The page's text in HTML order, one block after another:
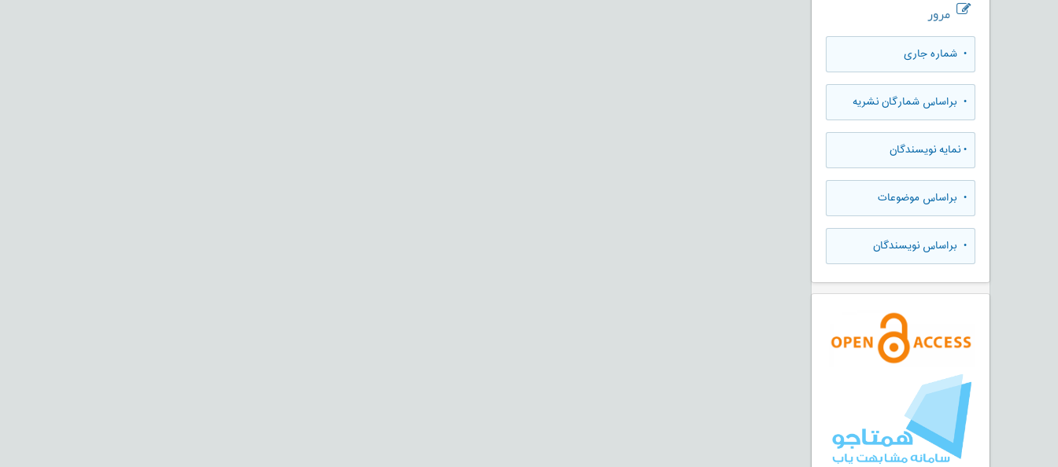
مرور
• شماره جاری
• براساس شمارگان نشریه
•نمایه نویسندگان
• براساس موضوعات
• براساس نویسندگان